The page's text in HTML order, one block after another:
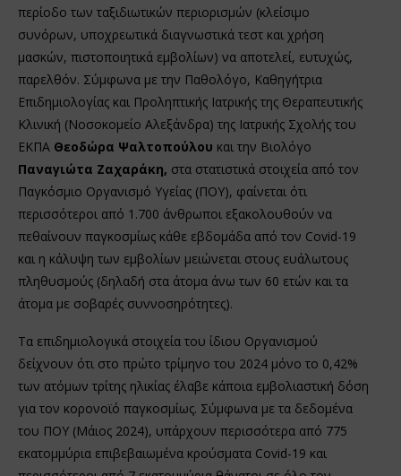
περίοδο των ταξιδιωτικών περιορισμών (κλείσιμο
συνόρων, υποχρεωτικά διαγνωστικά τεστ και χρήση
μασκών, πιστοποιητικά εμβολίων) να αποτελεί, ευτυχώς,
παρελθόν. Σύμφωνα με την Παθολόγο, Καθηγήτρια
Επιδημιολογίας και Προληπτικής Ιατρικής της Θεραπευτικής
Κλινική (Νοσοκομείο Αλεξάνδρα) της Ιατρικής Σχολής του
ΕΚΠΑ Θεοδώρα Ψαλτοπούλου και την Βιολόγο
Παναγιώτα Ζαχαράκη, στα στατιστικά στοιχεία από τον
Παγκόσμιο Οργανισμό Υγείας (ΠΟΥ), φαίνεται ότι
περισσότεροι από 1.700 άνθρωποι εξακολουθούν να
πεθαίνουν παγκοσμίως κάθε εβδομάδα από τον Covid-19
και η κάλυψη των εμβολίων μειώνεται στους ευάλωτους
πληθυσμούς (δηλαδή στα άτομα άνω των 60 ετών και τα
άτομα με σοβαρές συννοσηρότητες).
Τα επιδημιολογικά στοιχεία του ίδιου Οργανισμού
δείχνουν ότι στο πρώτο τρίμηνο του 2024 μόνο το 0,42%
των ατόμων τρίτης ηλικίας έλαβε κάποια εμβολιαστική δόση
για τον κορονοϊό παγκοσμίως. Σύμφωνα με τα δεδομένα
του ΠΟΥ (Μάιος 2024), υπάρχουν περισσότερα από 775
εκατομμύρια επιβεβαιωμένα κρούσματα Covid-19 και